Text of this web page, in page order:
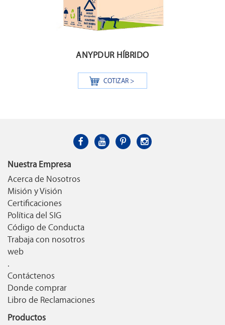
ANYPDUR HÍBRIDO
COTIZAR >
Nuestra Empresa
Acerca de Nosotros
Misión y Visión
Certificaciones
Política del SIG
Código de Conducta
Trabaja con nosotros
web
.
Contáctenos
Donde comprar
Libro de Reclamaciones
Productos